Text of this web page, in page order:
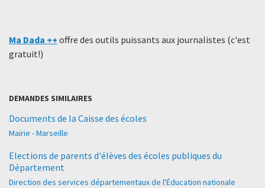
Ma Dada ++ offre des outils puissants aux journalistes (c'est
gratuit!)
DEMANDES SIMILAIRES
Documents de la Caisse des écoles
Mairie - Marseille
Elections de parents d'élèves des écoles publiques du
Département
Direction des services départementaux de l'Éducation nationale